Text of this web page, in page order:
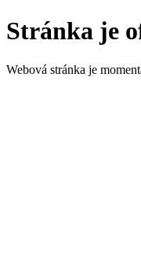
Stránka je
Webová stránka je